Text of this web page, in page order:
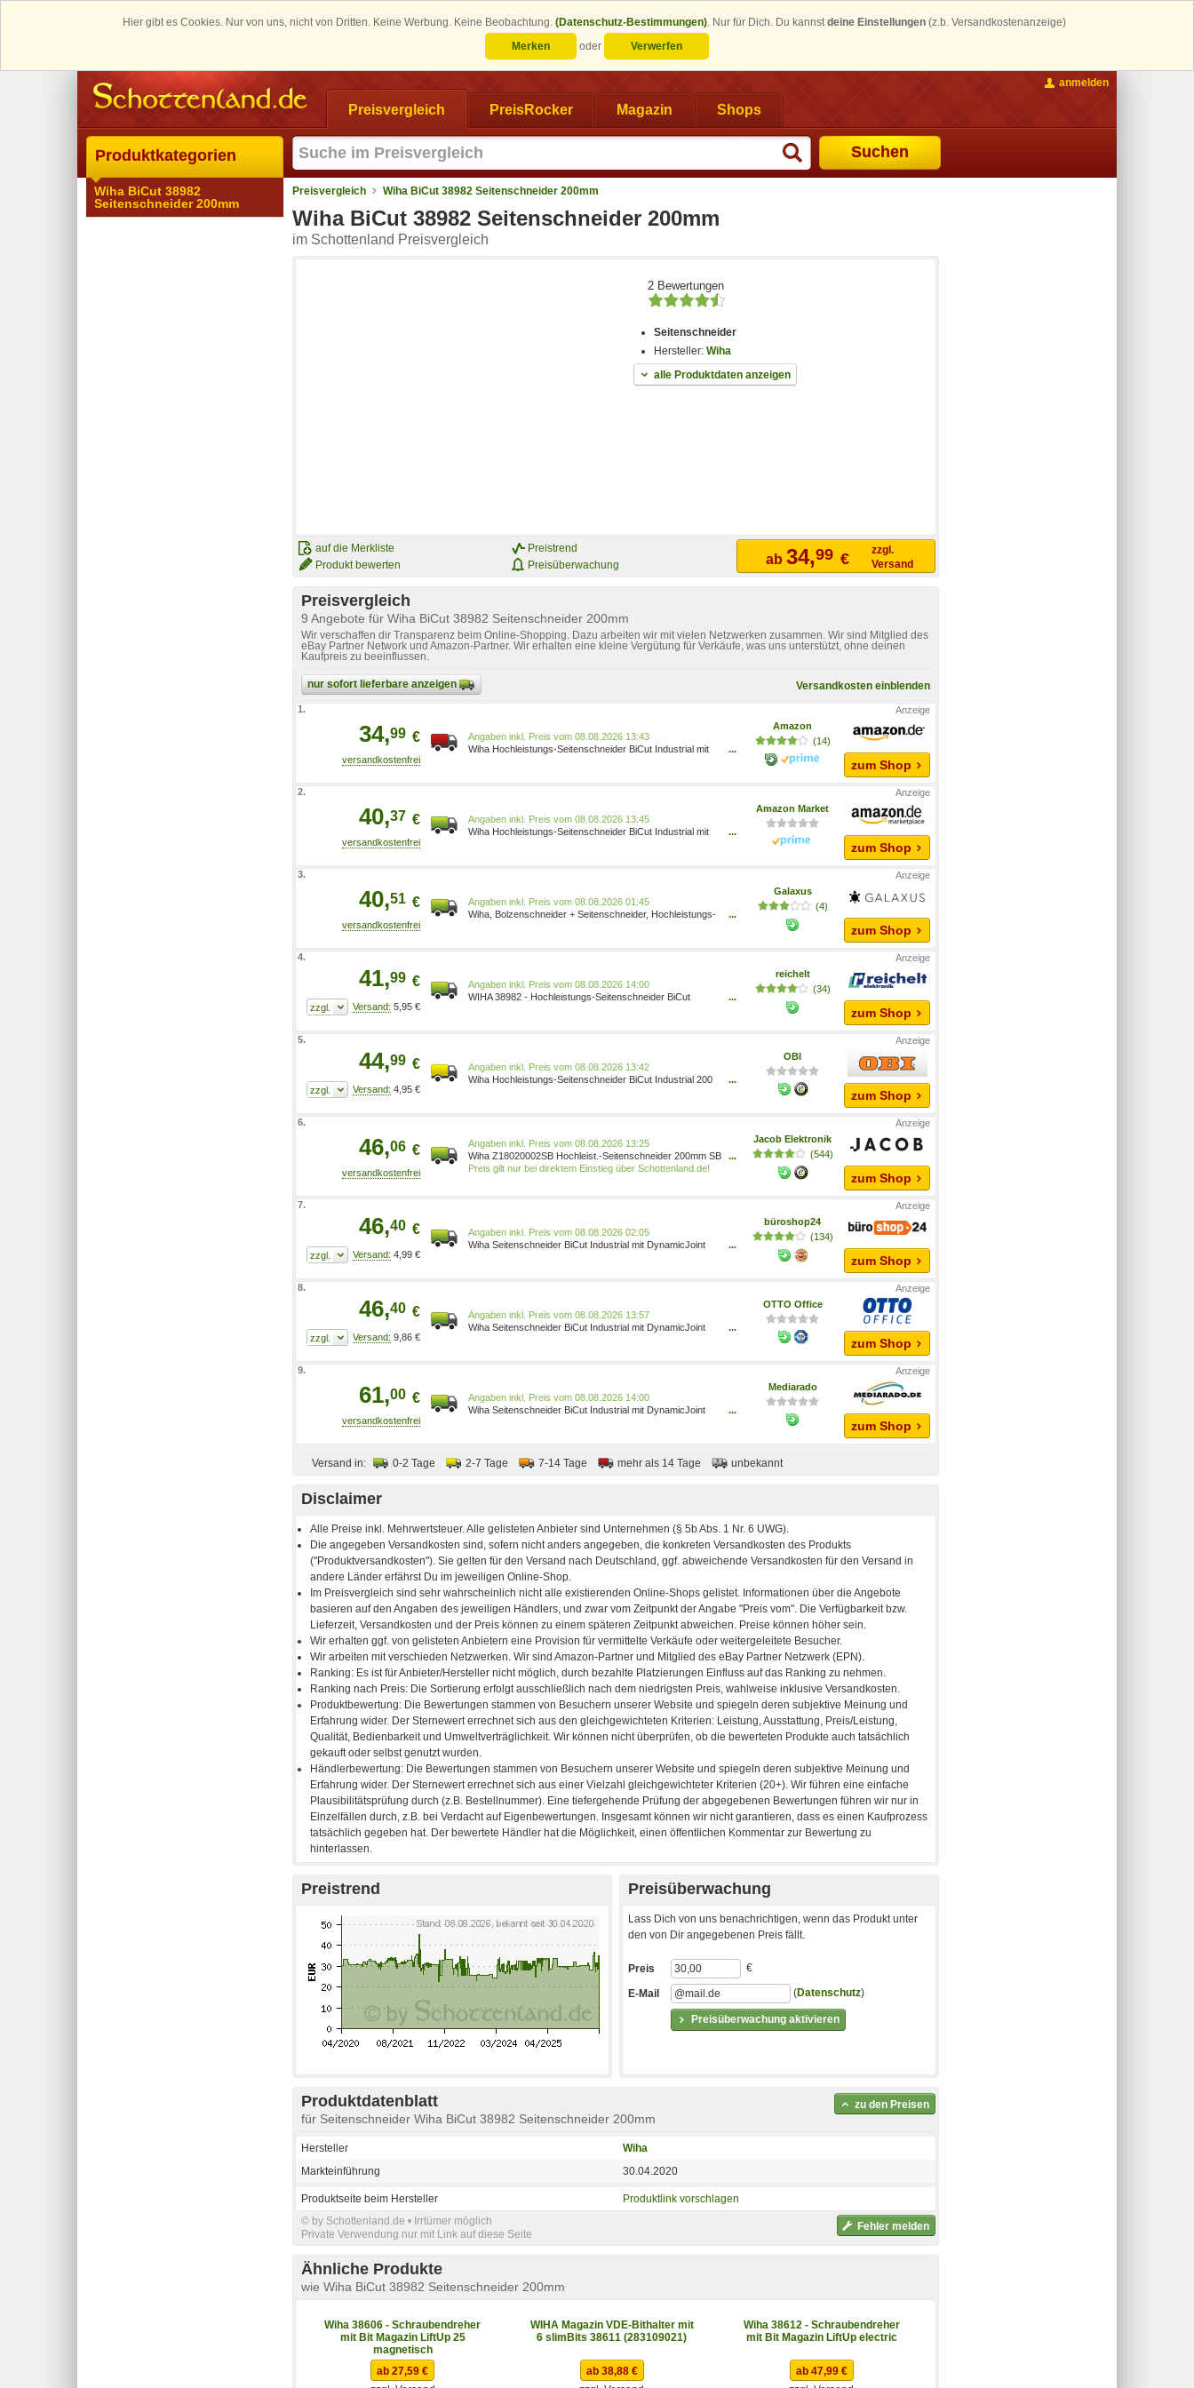
Hier gibt es Cookies. Nur von uns, nicht von Dritten. Keine Werbung. Keine Beobachtung. (Datenschutz-Bestimmungen). Nur für Dich. Du kannstdeine Einstellungen (z.b. Versandkostenanzeige)
Merken
oder Verwerfen
Preisvergleich PreisRocker Magazin Shops
Suchen
anmelden
Produktkategorien
Wiha BiCut 38982
Seitenschneider 200mm
Preisvergleich Wiha BiCut 38982 Seitenschneider 200mm
Wiha BiCut 38982 Seitenschneider 200mm
im Schottenland Preisvergleich
2 Bewertungen
Seitenschneider
Hersteller:Wiha
alle Produktdaten anzeigen
auf die Merkliste
Produkt bewerten
Preistrend
Preisüberwachung
ab 34,99 €
zzgl.
Versand
Preisvergleich
9 Angebote für Wiha BiCut 38982 Seitenschneider 200mm
Wir verschaffen dir Transparenz beim Online-Shopping. Dazu arbeiten wir mit vielen Netzwerken zusammen. Wir sind Mitglied des
eBay Partner Network und Amazon-Partner. Wir erhalten eine kleine Vergütung für Verkäufe, was uns unterstützt, ohne deinen
Kaufpreis zu beeinflussen.
nur sofort lieferbare anzeigen Versandkosten einblenden
1.
34,99 €
Preis vom 08.08.2026 13:43
Wiha Hochleistungs-Seitenschneider BiCut Industrial mit
...
Amazon
(14)
zum Shop
2.
40,37 €
Preis vom 08.08.2026 13:45
Wiha Hochleistungs-Seitenschneider BiCut Industrial mit
...
Amazon Market
zum Shop
3.
40,51 €
Preis vom 08.08.2026 01:45
Wiha, Bolzenschneider + Seitenschneider, Hochleistungs-
...
Galaxus
(4)
zum Shop
4.
41,99 €
5,95 €
Preis vom 08.08.2026 14:00
WIHA 38982 - Hochleistungs-Seitenschneider BiCut
...
reichelt
(34)
zum Shop
5.
44,99 €
4,95 €
Preis vom 08.08.2026 13:42
Wiha Hochleistungs-Seitenschneider BiCut Industrial 200
...
OBI
zum Shop
6.
46,06 €
Preis vom 08.08.2026 13:25
Wiha Z18020002SB Hochleist.-Seitenschneider 200mm SB
Industrial (38982)
...
Preis gilt nur bei direktem Einstieg über Schottenland.de!
Jacob Elektronik
(544)
zum Shop
7.
46,40 €
4,99 €
Preis vom 08.08.2026 02:05
Wiha Seitenschneider BiCut Industrial mit DynamicJoint
...
büroshop24
(134)
zum Shop
8.
46,40 €
9,86 €
Preis vom 08.08.2026 13:57
Wiha Seitenschneider BiCut Industrial mit DynamicJoint
...
OTTO Office
zum Shop
9.
61,00 €
Preis vom 08.08.2026 14:00
Wiha Seitenschneider BiCut Industrial mit DynamicJoint
...
Mediarado
zum Shop
Versand in: 0-2 Tage 2-7 Tage 7-14 Tage mehr als 14 Tage unbekannt
Disclaimer
Preistrend Preisüberwachung
Lass Dich von uns benachrichtigen, wenn das Produkt unter
den von Dir angegebenen Preis fällt.
Preisüberwachung aktivieren
Preis €
E-Mail (Datenschutz)
Produktdatenblatt
für Seitenschneider Wiha BiCut 38982 Seitenschneider 200mm
zu den Preisen
Hersteller
Wiha
Markteinführung
30.04.2020
Produktseite beim Hersteller Produktlink vorschlagen
Fehler melden
© by Schottenland.de • Irrtümer möglich
Private Verwendung nur mit Link auf diese Seite
Ähnliche Produkte
wie Wiha BiCut 38982 Seitenschneider 200mm
Wiha 38606 - Schraubendreher
mit Bit Magazin LiftUp 25
magnetisch
WIHA Magazin VDE-Bithalter mit
6 slimBits 38611 (283109021)
Wiha 38612 - Schraubendreher
mit Bit Magazin LiftUp electric
ab 27,59 €
ab 38,88 €
ab 47,99 €